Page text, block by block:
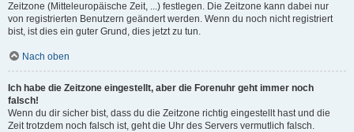
Zeitzone (Mitteleuropäische Zeit, ...) festlegen. Die Zeitzone kann dabei nur
von registrierten Benutzern geändert werden. Wenn du noch nicht registriert
bist, ist dies ein guter Grund, dies jetzt zu tun.
Nach oben
Ich habe die Zeitzone eingestellt, aber die Forenuhr geht immer noch
falsch!
Wenn du dir sicher bist, dass du die Zeitzone richtig eingestellt hast und die
Zeit trotzdem noch falsch ist, geht die Uhr des Servers vermutlich falsch.